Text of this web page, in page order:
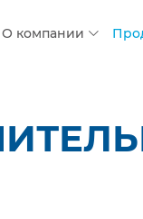
О компании